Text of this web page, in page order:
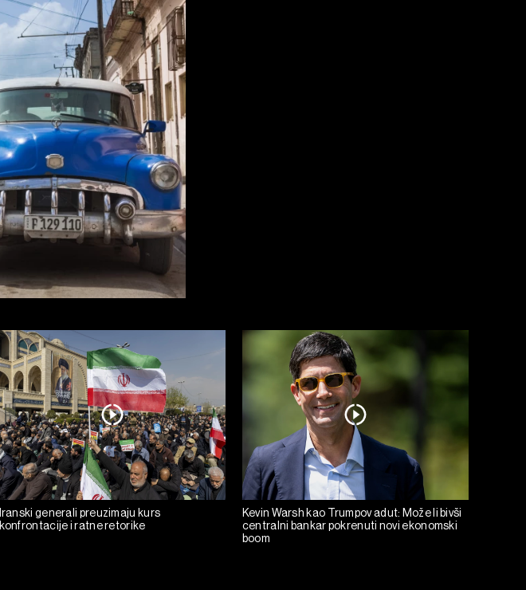
Iranski generali preuzimaju kurs
konfrontacije i ratne retorike
Kevin Warsh kao Trumpov adut: Može li bivši
centralni bankar pokrenuti novi ekonomski
boom